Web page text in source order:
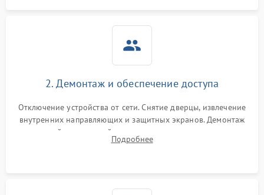
2. Демонтаж и обеспечение доступа
Отключение устройства от сети. Снятие дверцы, извлечение
внутренних направляющих и защитных экранов. Демонтаж
задней или верхней панели для прямого доступа к
нагревательным элементам, плате и вентиляторам.
Подробнее